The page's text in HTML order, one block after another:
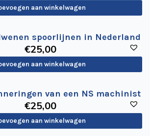
aan winkelwagen
spoorlijnen in Nederland
€25,00
aan winkelwagen
van een NS machinist
€25,00
aan winkelwagen